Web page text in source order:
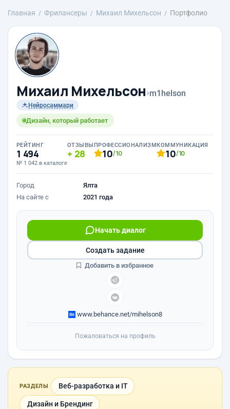
Главная Фрилансеры Михаил Михельсон Портфолио
Михаил Михельсон›m1helson
Нейросаммари
Дизайн, который работает
РЕЙТИНГ
1 494
№ 1 042 в каталоге
ОТЗЫВЫ
28
ПРОФЕССИОНАЛИЗМ
10/10
КОММУНИКАЦИЯ
10/10
Город
Ялта
На сайте с
2021 года
Начать диалог
www.behance.net/mihelson8
Создать задание
Добавить в избранное
Пожаловаться на профиль
РАЗДЕЛЫ Веб-разработка и IT
Дизайн и Брендинг